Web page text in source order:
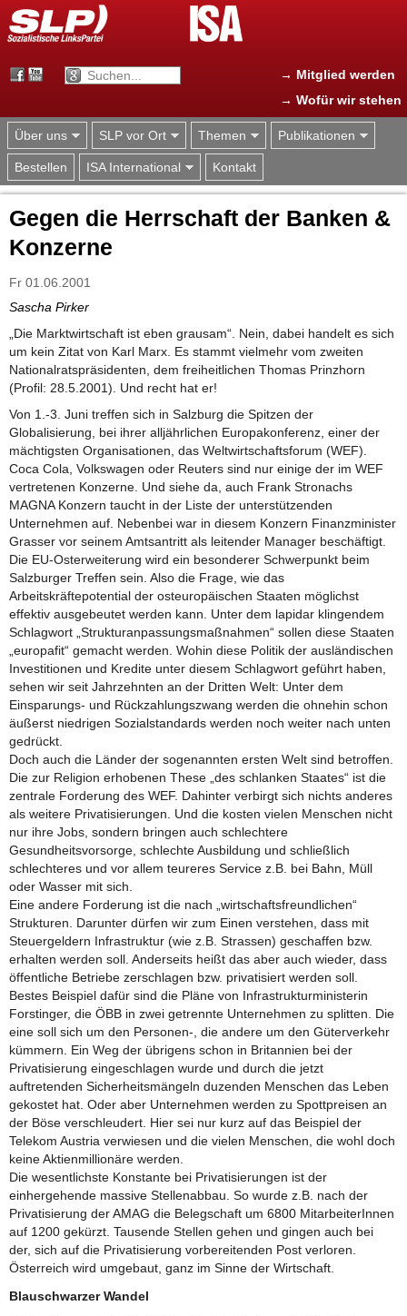
Jump to navigation
→ Mitglied werden
→ Wofür wir stehen
Über uns SLP vor Ort Themen Publikationen
Bestellen ISA International Kontakt
Gegen die Herrschaft der Banken &
Konzerne
Fr 01.06.2001
Sascha Pirker
„Die Marktwirtschaft ist eben grausam“. Nein, dabei handelt es sich
um kein Zitat von Karl Marx. Es stammt vielmehr vom zweiten
Nationalratspräsidenten, dem freiheitlichen Thomas Prinzhorn
(Profil: 28.5.2001). Und recht hat er!
Von 1.-3. Juni treffen sich in Salzburg die Spitzen der
Globalisierung, bei ihrer alljährlichen Europakonferenz, einer der
mächtigsten Organisationen, das Weltwirtschaftsforum (WEF).
Coca Cola, Volkswagen oder Reuters sind nur einige der im WEF
vertretenen Konzerne. Und siehe da, auch Frank Stronachs
MAGNA Konzern taucht in der Liste der unterstützenden
Unternehmen auf. Nebenbei war in diesem Konzern Finanzminister
Grasser vor seinem Amtsantritt als leitender Manager beschäftigt.
Die EU-Osterweiterung wird ein besonderer Schwerpunkt beim
Salzburger Treffen sein. Also die Frage, wie das
Arbeitskräftepotential der osteuropäischen Staaten möglichst
effektiv ausgebeutet werden kann. Unter dem lapidar klingendem
Schlagwort „Strukturanpassungsmaßnahmen“ sollen diese Staaten
„europafit“ gemacht werden. Wohin diese Politik der ausländischen
Investitionen und Kredite unter diesem Schlagwort geführt haben,
sehen wir seit Jahrzehnten an der Dritten Welt: Unter dem
Einsparungs- und Rückzahlungszwang werden die ohnehin schon
äußerst niedrigen Sozialstandards werden noch weiter nach unten
gedrückt.
Doch auch die Länder der sogenannten ersten Welt sind betroffen.
Die zur Religion erhobenen These „des schlanken Staates“ ist die
zentrale Forderung des WEF. Dahinter verbirgt sich nichts anderes
als weitere Privatisierungen. Und die kosten vielen Menschen nicht
nur ihre Jobs, sondern bringen auch schlechtere
Gesundheitsvorsorge, schlechte Ausbildung und schließlich
schlechteres und vor allem teureres Service z.B. bei Bahn, Müll
oder Wasser mit sich.
Eine andere Forderung ist die nach „wirtschaftsfreundlichen“
Strukturen. Darunter dürfen wir zum Einen verstehen, dass mit
Steuergeldern Infrastruktur (wie z.B. Strassen) geschaffen bzw.
erhalten werden soll. Anderseits heißt das aber auch wieder, dass
öffentliche Betriebe zerschlagen bzw. privatisiert werden soll.
Bestes Beispiel dafür sind die Pläne von Infrastrukturministerin
Forstinger, die ÖBB in zwei getrennte Unternehmen zu splitten. Die
eine soll sich um den Personen-, die andere um den Güterverkehr
kümmern. Ein Weg der übrigens schon in Britannien bei der
Privatisierung eingeschlagen wurde und durch die jetzt
auftretenden Sicherheitsmängeln duzenden Menschen das Leben
gekostet hat. Oder aber Unternehmen werden zu Spottpreisen an
der Böse verschleudert. Hier sei nur kurz auf das Beispiel der
Telekom Austria verwiesen und die vielen Menschen, die wohl doch
keine Aktienmillionäre werden.
Die wesentlichste Konstante bei Privatisierungen ist der
einhergehende massive Stellenabbau. So wurde z.B. nach der
Privatisierung der AMAG die Belegschaft um 6800 MitarbeiterInnen
auf 1200 gekürzt. Tausende Stellen gehen und gingen auch bei
der, sich auf die Privatisierung vorbereitenden Post verloren.
Österreich wird umgebaut, ganz im Sinne der Wirtschaft.
Blauschwarzer Wandel